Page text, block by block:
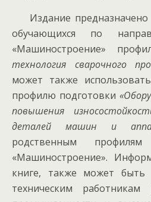
Издание
обучающихся по
«Машиностроение»
технология сварочного
может также
профилю подготовки
повышения
деталей машин и
родственным
«Машиностроение».
книге, также может быть
техническим работникам